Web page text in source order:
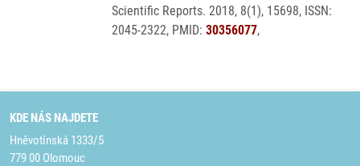
Scientific Reports. 2018, 8(1), 15698, ISSN:
2045-2322, PMID: 30356077,
KDE NÁS NAJDETE
Hněvotínská 1333/5
779 00 Olomouc